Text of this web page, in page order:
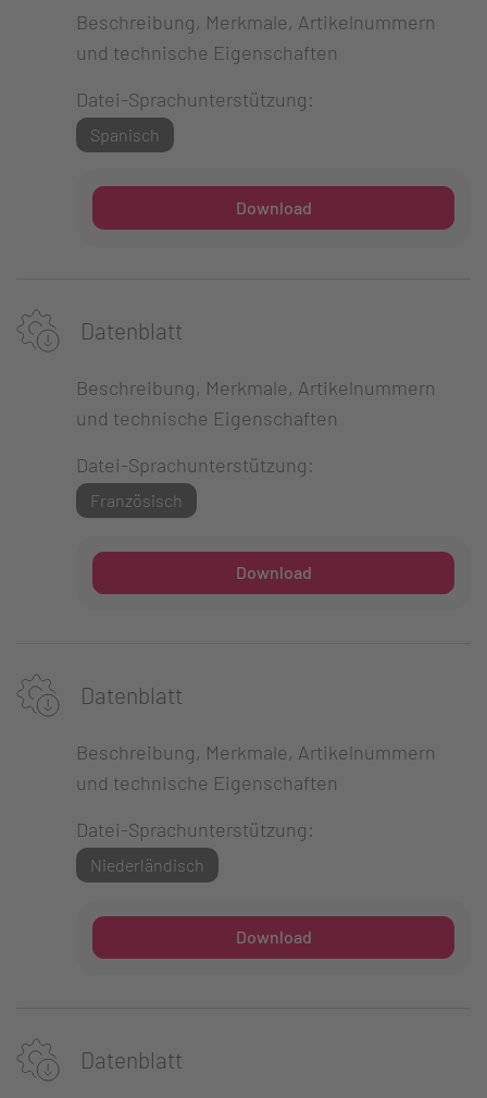
Beschreibung, Merkmale, Artikelnummern
und technische Eigenschaften
Datei-Sprachunterstützung:
Spanisch
Download
Datenblatt
Beschreibung, Merkmale, Artikelnummern
und technische Eigenschaften
Datei-Sprachunterstützung:
Französisch
Download
Datenblatt
Beschreibung, Merkmale, Artikelnummern
und technische Eigenschaften
Datei-Sprachunterstützung:
Niederländisch
Download
Datenblatt